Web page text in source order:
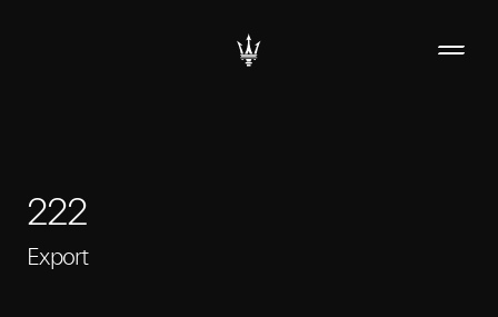
222
Export